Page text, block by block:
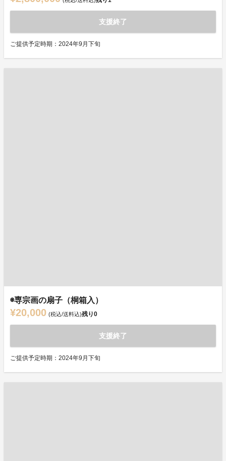
支援終了
ご提供予定時期：2024年9月下旬
◉専宗画の扇子（桐箱入）
¥20,000 (税込/送料込)残り0
支援終了
ご提供予定時期：2024年9月下旬